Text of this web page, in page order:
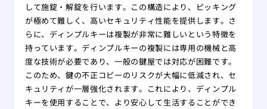
して施錠・解錠を行います。この構造により、ピッキング
が極めて難しく、高いセキュリティ性能を提供します。さ
らに、ディンプルキーは複製が非常に難しいという特徴を
持っています。ディンプルキーの複製には専用の機械と高
度な技術が必要であり、一般の鍵屋では対応が困難です。
このため、鍵の不正コピーのリスクが大幅に低減され、セ
キュリティが一層強化されます。これにより、ディンプル
キーを使用することで、より安心して生活することができ